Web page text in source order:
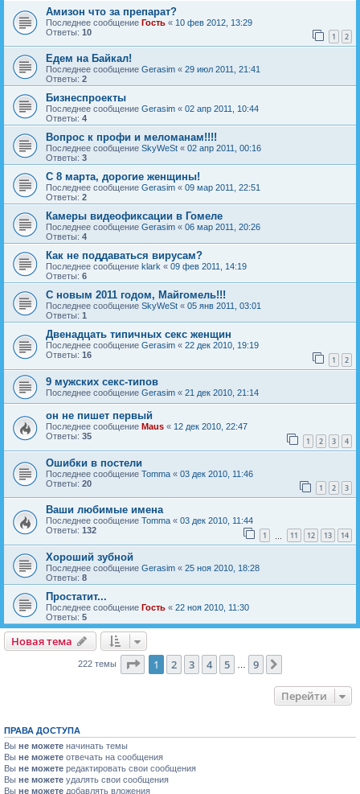
Амизон что за препарат?
Последнее сообщение Гость « 10 фев 2012, 13:29
Ответы: 10 1 2
Едем на Байкал!
Последнее сообщение Gerasim « 29 июл 2011, 21:41
Ответы: 2
Бизнеспроекты
Последнее сообщение Gerasim « 02 апр 2011, 10:44
Ответы: 4
Вопрос к профи и меломанам!!!!
Последнее сообщение SkyWeSt « 02 апр 2011, 00:16
Ответы: 3
С 8 марта, дорогие женщины!
Последнее сообщение Gerasim « 09 мар 2011, 22:51
Ответы: 2
Камеры видеофиксации в Гомеле
Последнее сообщение Gerasim « 06 мар 2011, 20:26
Ответы: 4
Как не поддаваться вирусам?
Последнее сообщение klark « 09 фев 2011, 14:19
Ответы: 6
С новым 2011 годом, Майгомель!!!
Последнее сообщение SkyWeSt « 05 янв 2011, 03:01
Ответы: 1
Двенадцать типичных секс женщин
Последнее сообщение Gerasim « 22 дек 2010, 19:19
Ответы: 16 1 2
9 мужских секс-типов
Последнее сообщение Gerasim « 21 дек 2010, 21:14
он не пишет первый
Последнее сообщение Maus « 12 дек 2010, 22:47
Ответы: 35 1 2 3 4
Ошибки в постели
Последнее сообщение Tomma « 03 дек 2010, 11:46
Ответы: 20 1 2 3
Ваши любимые имена
Последнее сообщение Tomma « 03 дек 2010, 11:44
Ответы: 132 1 11 12 13 14
Хороший зубной
Последнее сообщение Gerasim « 25 ноя 2010, 18:28
Ответы: 8
Простатит...
Последнее сообщение Гость « 22 ноя 2010, 11:30
Ответы: 5
Новая тема
Новаятема
222 темы Страница из
1 2 3 4 5 9
Перейти
ПРАВА ДОСТУПА
Вы не можете начинать темы
Вы не можете отвечать на сообщения
Вы не можете редактировать свои сообщения
Вы не можете удалять свои сообщения
Вы не можете добавлять вложения